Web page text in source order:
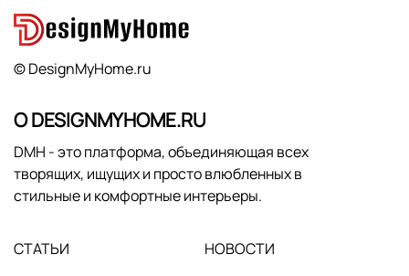
© DesignMyHome.ru
О DESIGNMYHOME.RU
DMH - это платформа, объединяющая всех
творящих, ищущих и просто влюбленных в
стильные и комфортные интерьеры.
СТАТЬИ НОВОСТИ